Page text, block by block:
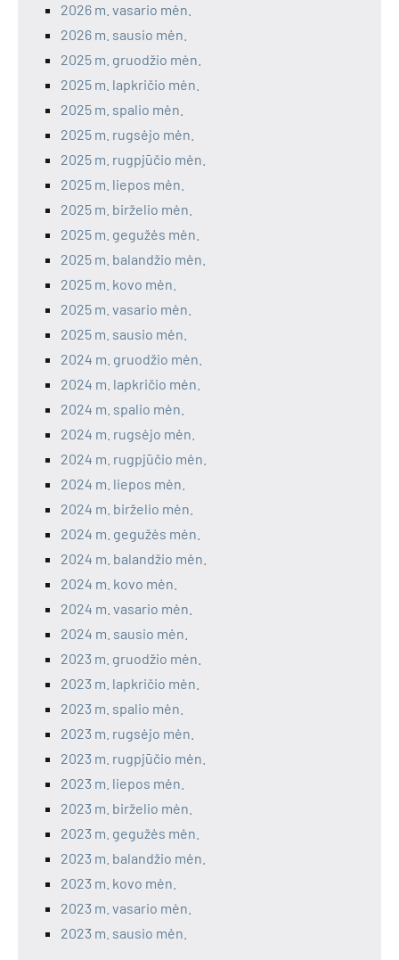
2026 m. vasario mėn.
2026 m. sausio mėn.
2025 m. gruodžio mėn.
2025 m. lapkričio mėn.
2025 m. spalio mėn.
2025 m. rugsėjo mėn.
2025 m. rugpjūčio mėn.
2025 m. liepos mėn.
2025 m. birželio mėn.
2025 m. gegužės mėn.
2025 m. balandžio mėn.
2025 m. kovo mėn.
2025 m. vasario mėn.
2025 m. sausio mėn.
2024 m. gruodžio mėn.
2024 m. lapkričio mėn.
2024 m. spalio mėn.
2024 m. rugsėjo mėn.
2024 m. rugpjūčio mėn.
2024 m. liepos mėn.
2024 m. birželio mėn.
2024 m. gegužės mėn.
2024 m. balandžio mėn.
2024 m. kovo mėn.
2024 m. vasario mėn.
2024 m. sausio mėn.
2023 m. gruodžio mėn.
2023 m. lapkričio mėn.
2023 m. spalio mėn.
2023 m. rugsėjo mėn.
2023 m. rugpjūčio mėn.
2023 m. liepos mėn.
2023 m. birželio mėn.
2023 m. gegužės mėn.
2023 m. balandžio mėn.
2023 m. kovo mėn.
2023 m. vasario mėn.
2023 m. sausio mėn.